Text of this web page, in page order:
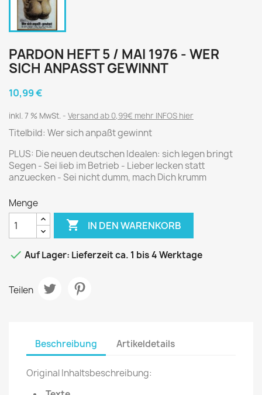
PARDON HEFT 5 / MAI 1976 - WER
SICH ANPASST GEWINNT
10,99 €
inkl. 7 % MwSt. Versand ab 0,99€ mehr INFOS hier
Titelbild: Wer sich anpaßt gewinnt
PLUS: Die neuen deutschen Idealen: sich legen bringt
Segen - Sei lieb im Betrieb - Lieber lecken statt
anzuecken - Sei nicht dumm, mach Dich krumm
Menge
 IN DEN WARENKORB
 Auf Lager: Lieferzeit ca. 1 bis 4 Werktage
Teilen
Beschreibung Artikeldetails
Original Inhaltsbeschreibung: